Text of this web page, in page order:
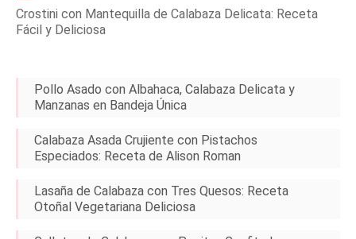
Crostini con Mantequilla de Calabaza Delicata: Receta
Fácil y Deliciosa
Pollo Asado con Albahaca, Calabaza Delicata y
Manzanas en Bandeja Única
Calabaza Asada Crujiente con Pistachos
Especiados: Receta de Alison Roman
Lasaña de Calabaza con Tres Quesos: Receta
Otoñal Vegetariana Deliciosa